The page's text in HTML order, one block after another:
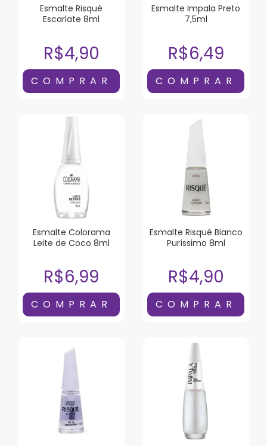
Esmalte Risqué
Escarlate 8ml
R$4,90
Esmalte Impala Preto
7,5ml
R$6,49
Esmalte Colorama
Leite de Coco 8ml
R$6,99
Esmalte Risqué Bianco
Puríssimo 8ml
R$4,90